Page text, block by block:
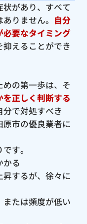
状があり、すべて
りません。 自分
必要なタイミング
えることができ
めの第一歩は、そ
正しく判断する
で対処すべき
市の優良業者に
す。
かる
するが、徐々に
たは頻度が低い